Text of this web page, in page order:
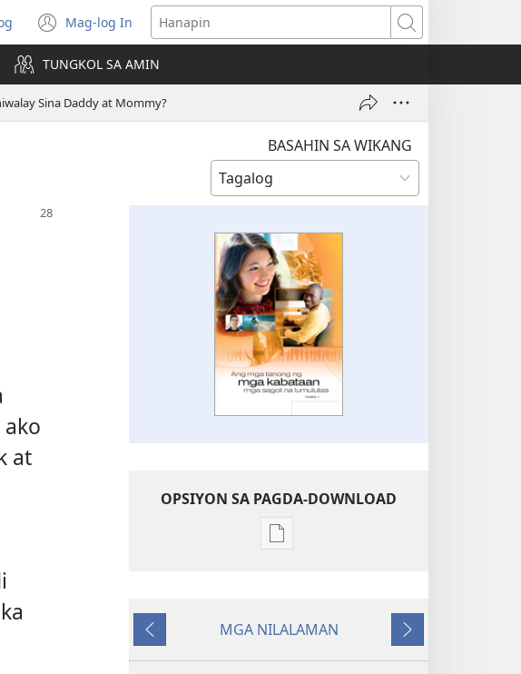
Mag-log In
(may
bubukas
na
bagong
window)
Hanapin
TUNGKOL SA AMIN
Sina Daddy at Mommy?
BASAHIN SA WIKANG
at
OPSIYON SA PAGDA-DOWNLOAD
Opsiyon
ng
Nauna
MGA NILALAMAN
Susunod